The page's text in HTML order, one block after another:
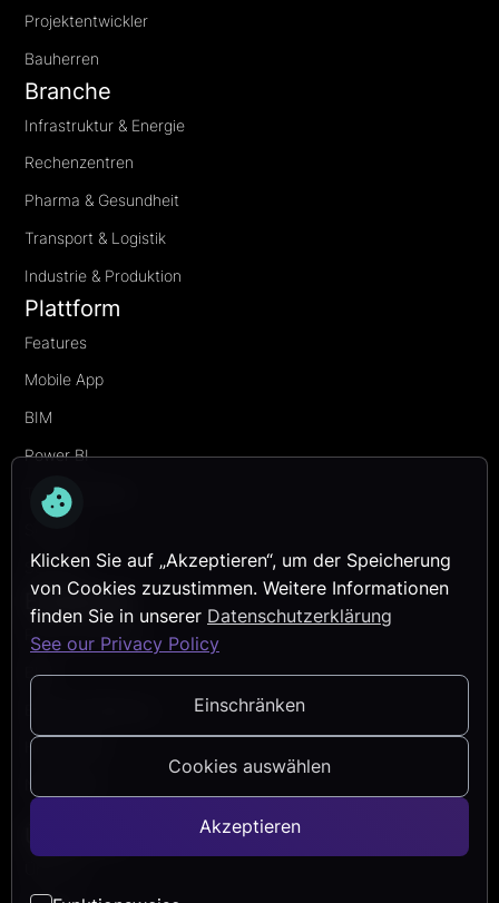
Klicken Sie auf „Akzeptieren“, um der Speicherung
von Cookies zuzustimmen. Weitere Informationen
finden Sie in unserer Datenschutzerklärung
See our Privacy Policy
Einschränken
Cookies auswählen
Akzeptieren
Projektentwickler
Bauherren
Branche
Infrastruktur & Energie
Rechenzentren
Pharma & Gesundheit
Transport & Logistik
Industrie & Produktion
Plattform
Features
Mobile App
BIM
Power BI
Transformation
Services
Entdecken
Referenzprojekte
Blog
Help Center